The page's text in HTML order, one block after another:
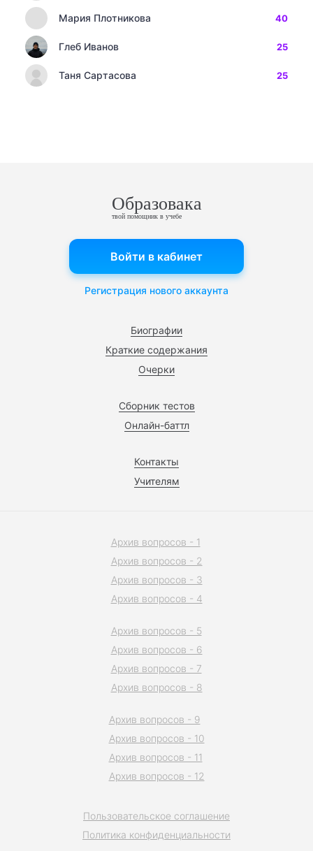
Мария Плотникова 40
Глеб Иванов 25
Таня Сартасова 25
Образовака
твой помощник в учебе
Биографии
Краткие содержания
Очерки
Сборник тестов
Онлайн-баттл
Контакты
Учителям
Войти в кабинет
Регистрация нового аккаунта
Пользовательское соглашение
Политика конфиденциальности
Архив вопросов - 1
Архив вопросов - 2
Архив вопросов - 3
Архив вопросов - 4
Архив вопросов - 5
Архив вопросов - 6
Архив вопросов - 7
Архив вопросов - 8
Архив вопросов - 9
Архив вопросов - 10
Архив вопросов - 11
Архив вопросов - 12